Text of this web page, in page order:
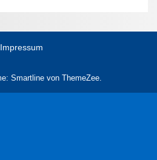
Impressum
Smartline von ThemeZee.